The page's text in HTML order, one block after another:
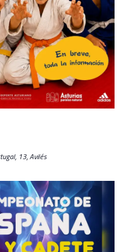
13, Avilés